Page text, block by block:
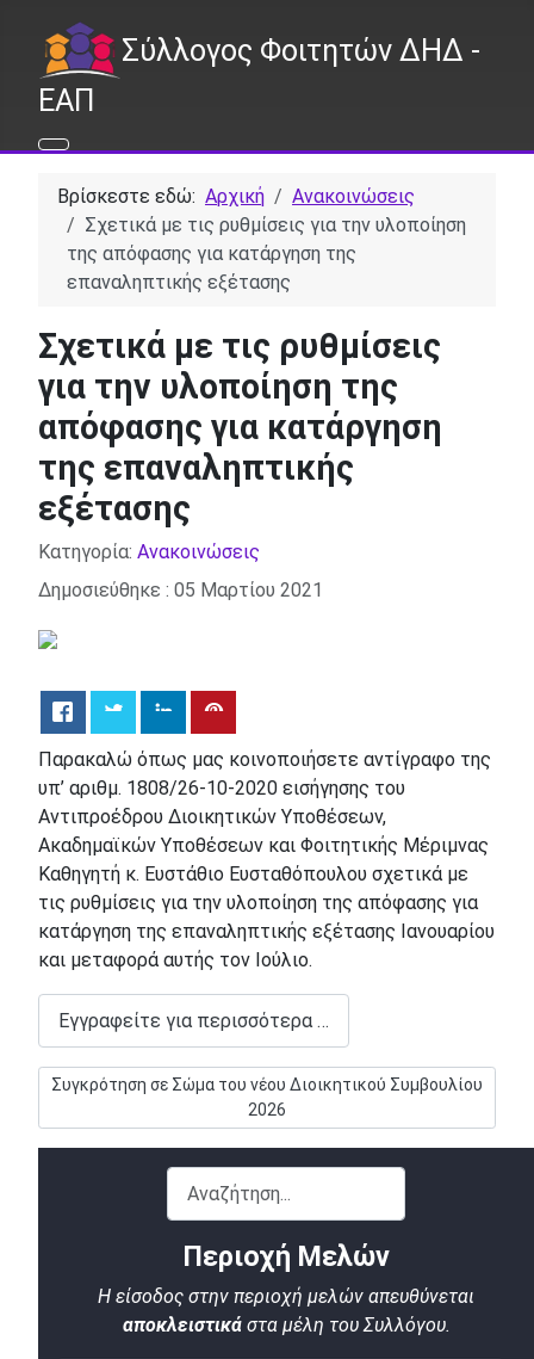
Σύλλογος Φοιτητών ΔΗΔ -
ΕΑΠ
Βρίσκεστε εδώ: Αρχική
Ανακοινώσεις
Σχετικά με τις ρυθμίσεις για την υλοποίηση
της απόφασης για κατάργηση της
επαναληπτικής εξέτασης
Σχετικά με τις ρυθμίσεις
για την υλοποίηση της
απόφασης για κατάργηση
της επαναληπτικής
εξέτασης
Λεπτομέρειες
Κατηγορία: Ανακοινώσεις
Δημοσιεύθηκε : 05 Μαρτίου 2021
Παρακαλώ όπως μας κοινοποιήσετε αντίγραφο της
υπ’ αριθμ. 1808/26-10-2020 εισήγησης του
Αντιπροέδρου Διοικητικών Υποθέσεων,
Ακαδημαϊκών Υποθέσεων και Φοιτητικής Μέριμνας
Καθηγητή κ. Ευστάθιο Ευσταθόπουλου σχετικά με
τις ρυθμίσεις για την υλοποίηση της απόφασης για
κατάργηση της επαναληπτικής εξέτασης Ιανουαρίου
και μεταφορά αυτής τον Ιούλιο.
Εγγραφείτε για περισσότερα …
Επόμενο άρθρο: Συγκρότηση σε Σώμα του νέου Διοικητικού
Συγκρότηση σε Σώμα του νέου Διοικητικού Συμβουλίου
2026
Αναζήτηση...
Περιοχή Μελών
Η είσοδος στην περιοχή μελών απευθύνεται
αποκλειστικάστα μέλη του Συλλόγου.